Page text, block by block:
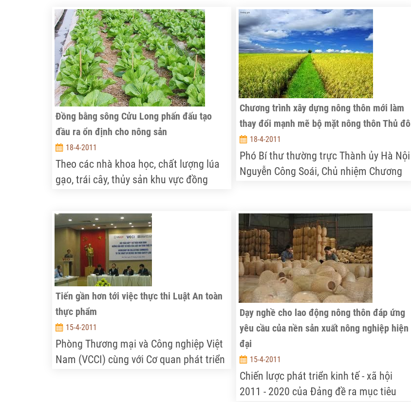
trình” giúp cây cho trái luân phiên... này.
bệnh, hôm qua (17/4)NNVN tiếp tục
nhận được ý kiến của ông Tô Long
Thành, PGĐ phụ trách Trung tâm Chẩn
đoán thú y Trung ương…
Đồng bằng sông Cửu Long phấn đấu tạo
đầu ra ổn định cho nông sản
18-4-2011
Theo các nhà khoa học, chất lượng lúa
gạo, trái cây, thủy sản khu vực đồng
nâng lên một bước nhưng chưa được
kiểm soát dẫn đến việc tăng thị phần và
giá trị xuất khẩu bị ảnh hưởng.
Chương trình xây dựng nông thôn mới làm
thay đổi mạnh mẽ bộ mặt nông thôn Thủ đô
18-4-2011
Phó Bí thư thường trực Thành ủy Hà Nội
Nguyễn Công Soái, Chủ nhiệm Chương
thành phố Hà Nội khóa XIII về xây dựng
nông thôn mới (NTM) thành phố Hà Nội,
đến năm 2030, thành phố sẽ hoàn thành
việc xây dựng NTM ở 401 xã trên địa
bàn (đạt 100%), với tổng kinh phí đầu tư
32.000 tỷ đồng .
Tiến gần hơn tới việc thực thi Luật An toàn
thực phẩm
15-4-2011
Phòng Thương mại và Công nghiệp Việt
Nam (VCCI) cùng với Cơ quan phát triển
Dạy nghề cho lao động nông thôn đáp ứng
yêu cầu của nền sản xuất nông nghiệp hiện
đại
15-4-2011
Chiến lược phát triển kinh tế - xã hội
2011 - 2020 của Ðảng đề ra mục tiêu